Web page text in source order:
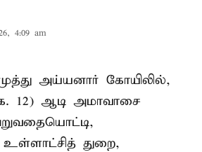
4:09 am
அய்யனார் கோயிலில்,
12) ஆடி அமாவாசை
உள்ளாட்சித் துறை,